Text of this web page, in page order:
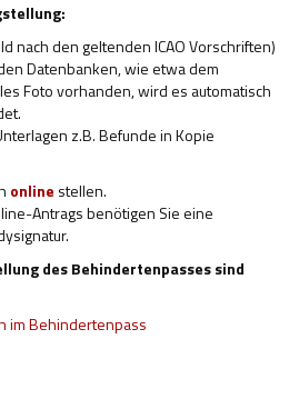
nach den geltenden ICAO Vorschriften)
Datenbanken, wie etwa dem
Foto vorhanden, wird es automatisch
z.B. Befunde in Kopie
online stellen.
Antrags benötigen Sie eine
des Behindertenpasses sind
im Behindertenpass